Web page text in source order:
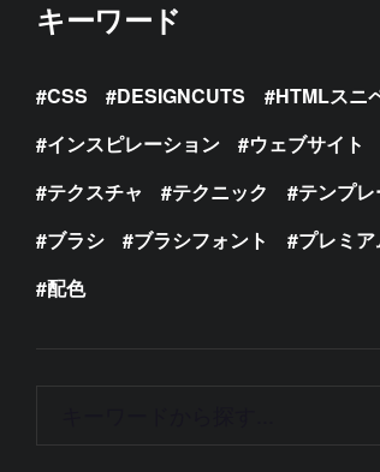
キーワード
CSS DESIGNCUTS HTMLスニ
インスピレーション
ウェブサイト
テクスチャ
テクニック テンプレ
ブラシ
ブラシフォント プレミア
配色